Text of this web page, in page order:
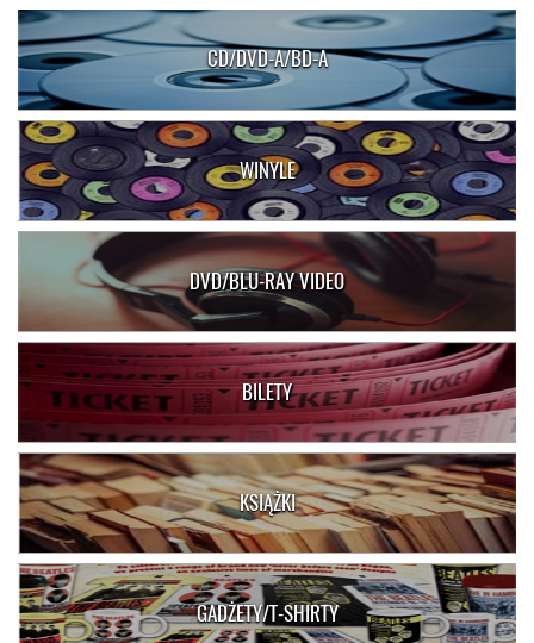
CD/DVD-A/BD-A
WINYLE
DVD/BLU-RAY VIDEO
BILETY
KSIĄŻKI
GADŻETY/T-SHIRTY